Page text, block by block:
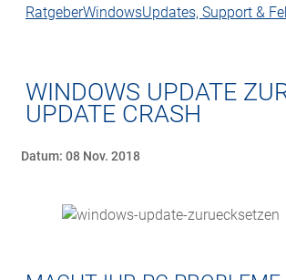
RatgeberWindowsUpdates, Support &
WINDOWS UPDATE
UPDATE CRASH
Datum: 08 Nov. 2018